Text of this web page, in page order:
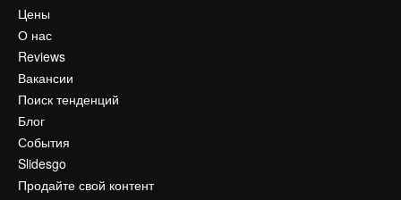
Цены
О нас
Reviews
Вакансии
Поиск тенденций
Блог
События
Slidesgo
Продайте свой контент